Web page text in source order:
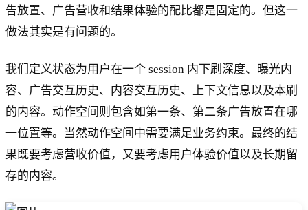
告放置、广告营收和结果体验的配比都是固定的。但这一
做法其实是有问题的。
我们定义状态为用户在一个 session 内下刷深度、曝光内
容、广告交互历史、内容交互历史、上下文信息以及本刷
的内容。动作空间则包含如第一条、第二条广告放置在哪
一位置等。当然动作空间中需要满足业务约束。最终的结
果既要考虑营收价值，又要考虑用户体验价值以及长期留
存的内容。